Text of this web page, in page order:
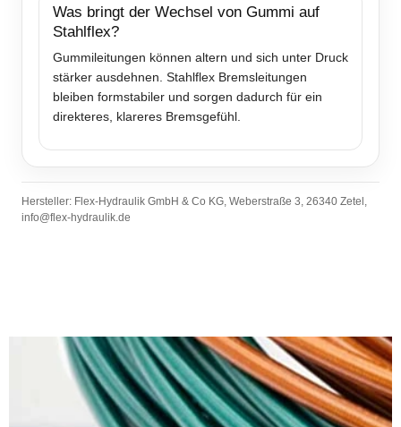
Was bringt der Wechsel von Gummi auf
Stahlflex?
Gummileitungen können altern und sich unter Druck
stärker ausdehnen. Stahlflex Bremsleitungen
bleiben formstabiler und sorgen dadurch für ein
direkteres, klareres Bremsgefühl.
Hersteller: Flex-Hydraulik GmbH & Co KG, Weberstraße 3, 26340 Zetel,
info@flex-hydraulik.de